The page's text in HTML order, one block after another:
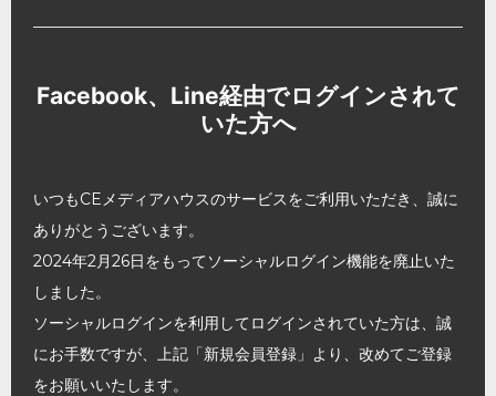
Facebook、Line経由でログインされて
いた方へ
いつもCEメディアハウスのサービスをご利用いただき、誠に
ありがとうございます。
2024年2月26日をもってソーシャルログイン機能を廃止いた
しました。
ソーシャルログインを利用してログインされていた方は、誠
にお手数ですが、上記「新規会員登録」より、改めてご登録
をお願いいたします。